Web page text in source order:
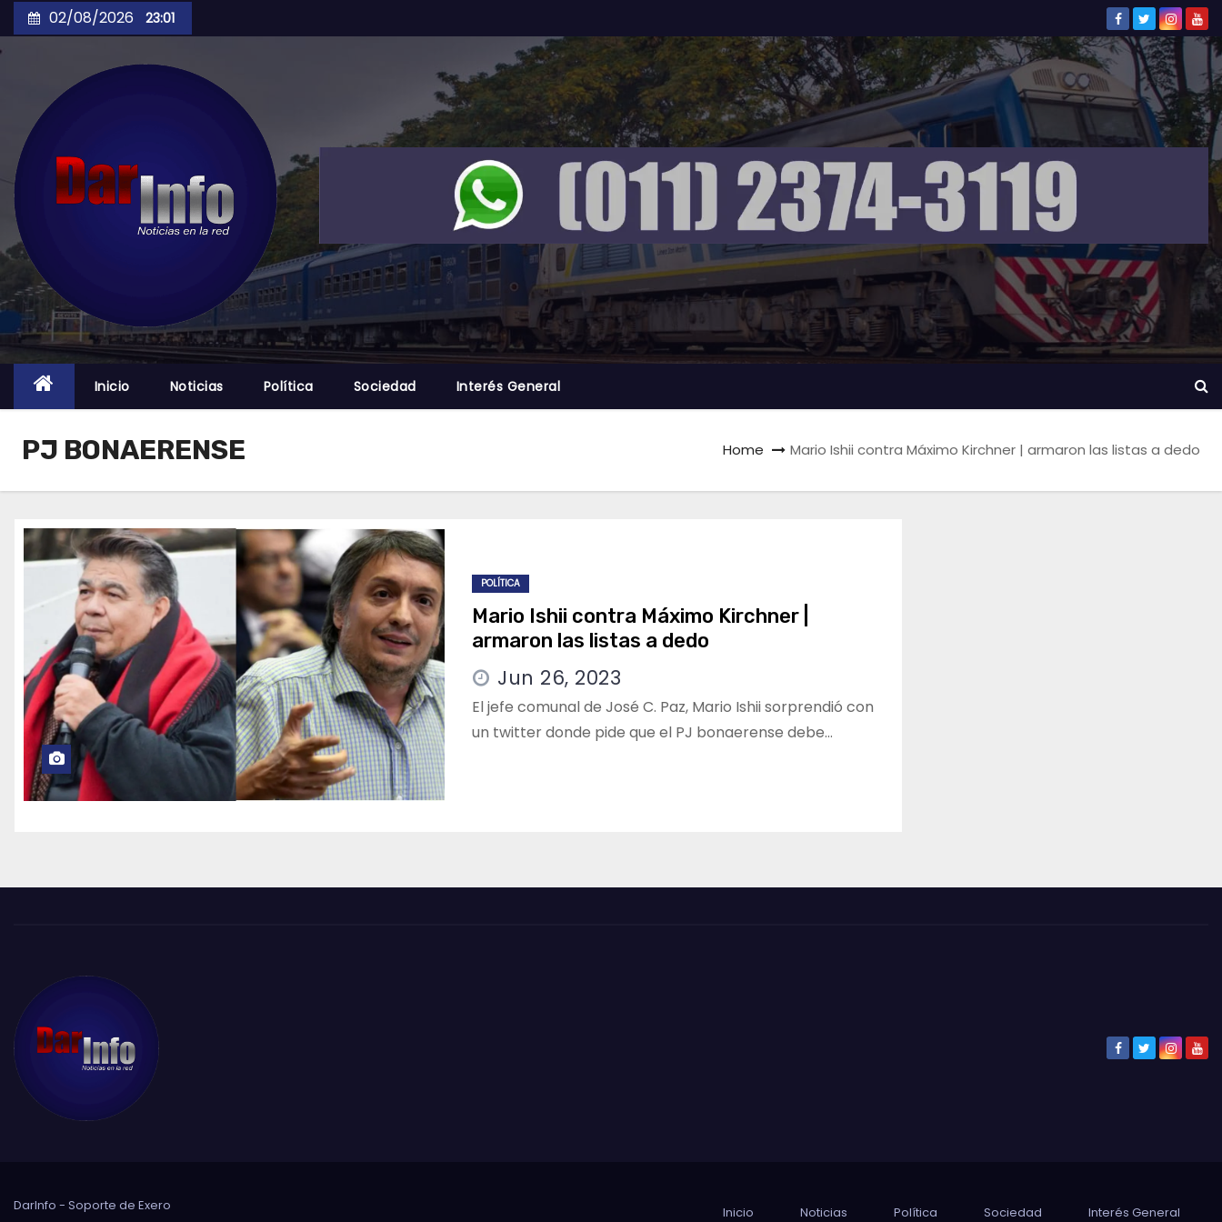
to
02/08/2026 23:01
Inicio Noticias Política Sociedad Interés General
PJ BONAERENSE Home Mario Ishii contra Máximo Kirchner | armaron las listas a dedo
POLÍTICA
Mario Ishii contra Máximo Kirchner |
armaron las listas a dedo
Jun 26, 2023
El jefe comunal de José C. Paz, Mario Ishii sorprendió con
un twitter donde pide que el PJ bonaerense debe…
DarInfo - Soporte de Exero Inicio Noticias Política Sociedad Interés General